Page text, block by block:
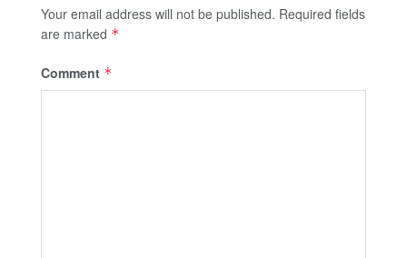
Your email address will not be published. Required fields
are marked *
Comment *